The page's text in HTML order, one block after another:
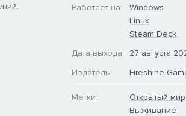
Работает на:
Windows
Linux
Steam Deck
Дата выхода:
27 августа
Издатель:
Fireshine
Метки:
Открытый мир
Выживание